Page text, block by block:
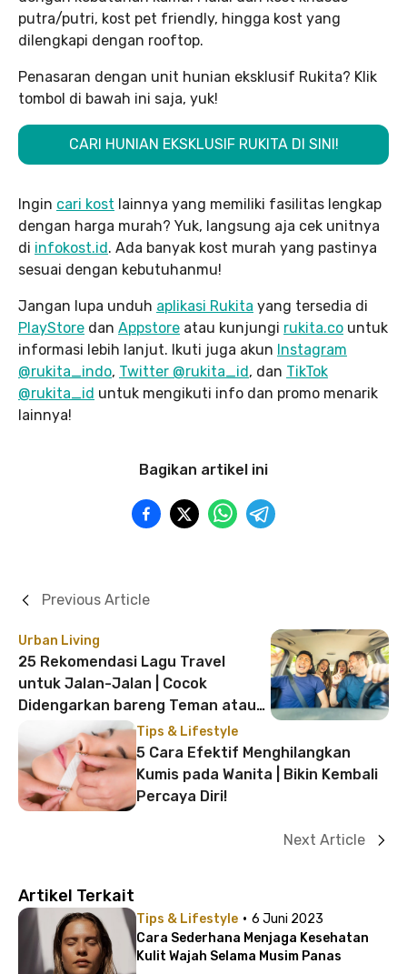
putra/putri, kost pet friendly, hingga kost yang
dilengkapi dengan rooftop.
Penasaran dengan unit hunian eksklusif Rukita? Klik
tombol di bawah ini saja, yuk!
CARI HUNIAN EKSKLUSIF RUKITA DI SINI!
Ingin cari kost lainnya yang memiliki fasilitas lengkap
dengan harga murah? Yuk, langsung aja cek unitnya
di infokost.id. Ada banyak kost murah yang pastinya
sesuai dengan kebutuhanmu!
Jangan lupa unduh aplikasi Rukita yang tersedia di
PlayStore dan Appstore atau kunjungi rukita.co untuk
informasi lebih lanjut. Ikuti juga akun Instagram
@rukita_indo, Twitter @rukita_id, dan TikTok
@rukita_id untuk mengikuti info dan promo menarik
lainnya!
Bagikan artikel ini
Urban Living
25 Rekomendasi Lagu Travel
untuk Jalan-Jalan | Cocok
Didengarkan bareng Teman atau
Keluarga Saat Liburan!
Previous Article
Tips & Lifestyle
5 Cara Efektif Menghilangkan
Kumis pada Wanita | Bikin Kembali
Percaya Diri!
Next Article
Artikel Terkait
Tips & Lifestyle · 6 Juni 2023
Cara Sederhana Menjaga Kesehatan
Kulit Wajah Selama Musim Panas